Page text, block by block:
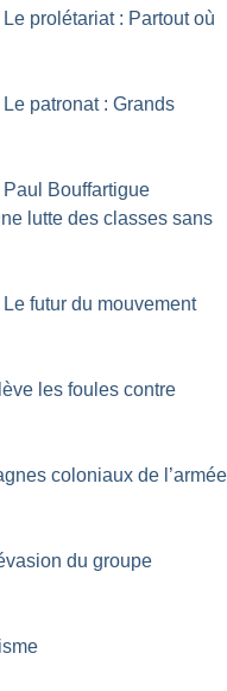
prolétariat : Partout où
patronat : Grands
Bouffartigue
lutte des classes sans
futur du mouvement
les foules contre
coloniaux de l’armée
du groupe